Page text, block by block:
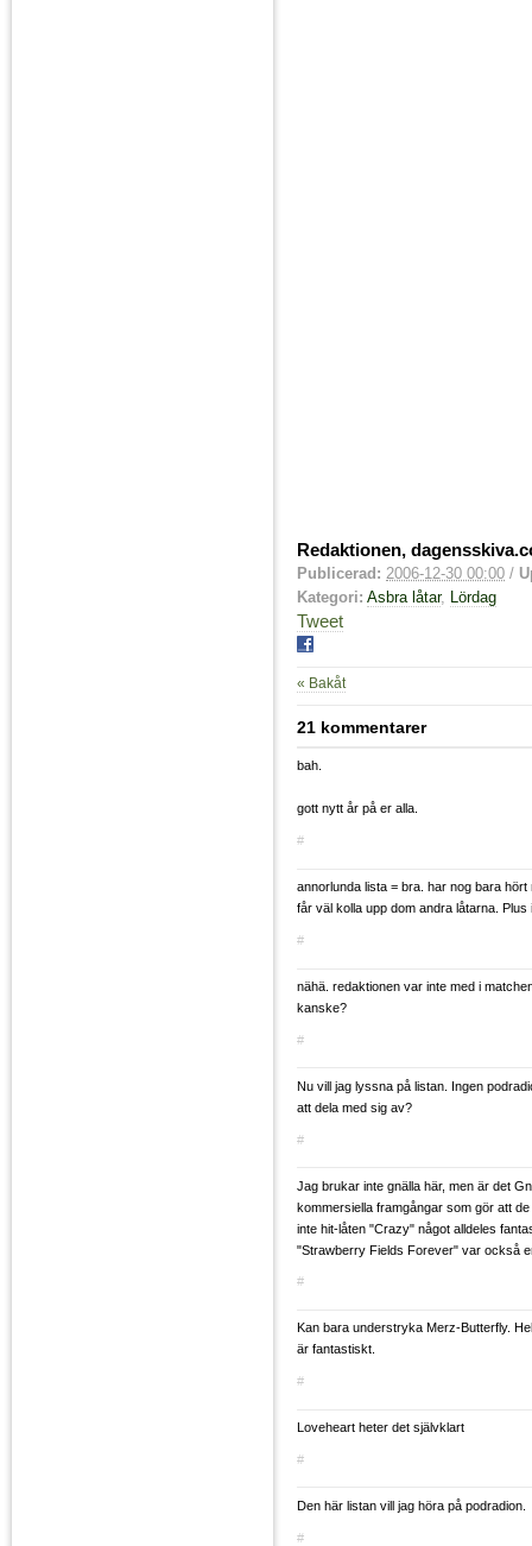
Redaktionen,
Publicerad: 2006-12-30 00:00 /
Kategori: Asbra låtar, Lördag
Tweet
« Bakåt
21 kommentarer
bah.
gott nytt år på er alla.
#
annorlunda lista = bra. har nog bara hört
får väl kolla upp dom andra låtarna.
#
nähä. redaktionen var inte med i
kanske?
#
Nu vill jag lyssna på listan. Ingen
att dela med sig av?
#
Jag brukar inte gnälla här, men är det
kommersiella framgångar som gör att
inte hit-låten "Crazy" något alldeles
"Strawberry Fields Forever" var också
#
Kan bara understryka Merz-Butterfly.
är fantastiskt.
#
Loveheart heter det självklart
#
Den här listan vill jag höra på podradion.
#